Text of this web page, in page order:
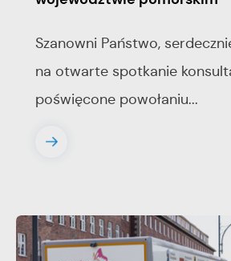
Szanowni Państwo,
na otwarte spotkanie
poświęcone powołaniu...